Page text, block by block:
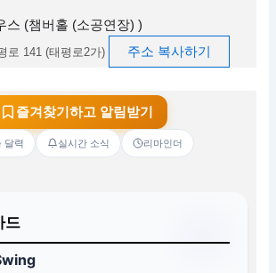
스 (챔버홀 (소공연장) )
로 141 (태평로2가) 주소 복사하기
즐겨찾기하고 알림받기
달력 실시간 소식 리마인더
드